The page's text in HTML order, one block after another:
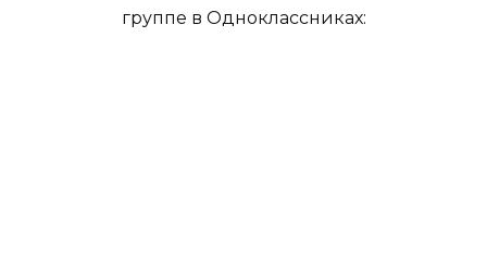
группе в Одноклассниках: